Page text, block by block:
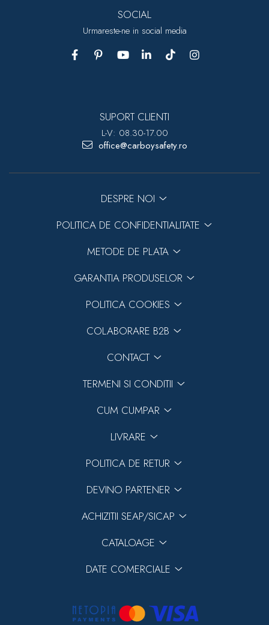
SOCIAL
Urmareste-ne in social media
SUPORT CLIENTI
L-V: 08.30-17.00
office@carboysafety.ro
DESPRE NOI
POLITICA DE CONFIDENTIALITATE
METODE DE PLATA
GARANTIA PRODUSELOR
POLITICA COOKIES
COLABORARE B2B
CONTACT
TERMENI SI CONDITII
CUM CUMPAR
LIVRARE
POLITICA DE RETUR
DEVINO PARTENER
ACHIZITII SEAP/SICAP
CATALOAGE
DATE COMERCIALE